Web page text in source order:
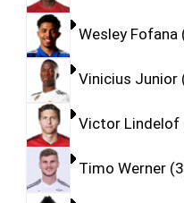
Wesley Fofana
Vinicius Junior
Victor Lindelof
Timo Werner 3